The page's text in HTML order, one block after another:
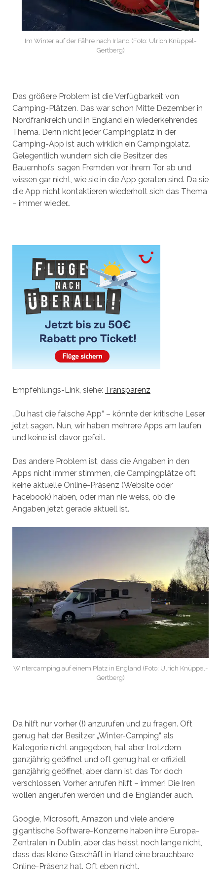
Im Winter auf der Fähre nach Irland (Foto: Ulrich Knüppel-
Gertberg)
Das größere Problem ist die Verfügbarkeit von
Camping-Plätzen. Das war schon Mitte Dezember in
Nordfrankreich und in England ein wiederkehrendes
Thema. Denn nicht jeder Campingplatz in der
Camping-App ist auch wirklich ein Campingplatz.
Gelegentlich wundern sich die Besitzer des
Bauernhofs, sagen Fremden vor ihrem Tor ab und
wissen gar nicht, wie sie in die App geraten sind. Da sie
die App nicht kontaktieren wiederholt sich das Thema
– immer wieder…
Empfehlungs-Link, siehe: Transparenz
„Du hast die falsche App“ – könnte der kritische Leser
jetzt sagen. Nun, wir haben mehrere Apps am laufen
und keine ist davor gefeit.
Das andere Problem ist, dass die Angaben in den
Apps nicht immer stimmen, die Campingplätze oft
keine aktuelle Online-Präsenz (Website oder
Facebook) haben, oder man nie weiss, ob die
Angaben jetzt gerade aktuell ist.
Wintercamping auf einem Platz in England (Foto: Ulrich Knüppel-
Gertberg)
Da hilft nur vorher (!) anzurufen und zu fragen. Oft
genug hat der Besitzer „Winter-Camping“ als
Kategorie nicht angegeben, hat aber trotzdem
ganzjährig geöffnet und oft genug hat er offiziell
ganzjährig geöffnet, aber dann ist das Tor doch
verschlossen. Vorher anrufen hilft – immer! Die Iren
wollen angerufen werden und die Engländer auch.
Google, Microsoft, Amazon und viele andere
gigantische Software-Konzerne haben ihre Europa-
Zentralen in Dublin, aber das heisst noch lange nicht,
dass das kleine Geschäft in Irland eine brauchbare
Online-Präsenz hat. Oft eben nicht.